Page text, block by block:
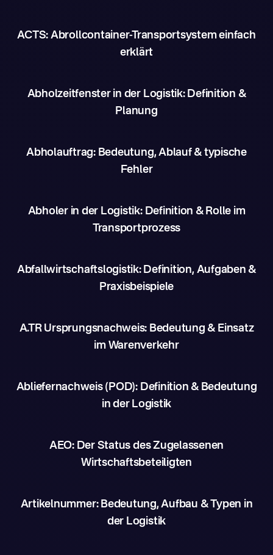
ACTS: Abrollcontainer-Transportsystem einfach
erklärt
Abholzeitfenster in der Logistik: Definition &
Planung
Abholauftrag: Bedeutung, Ablauf & typische
Fehler
Abholer in der Logistik: Definition & Rolle im
Transportprozess
Abfallwirtschaftslogistik: Definition, Aufgaben &
Praxisbeispiele
A.TR Ursprungsnachweis: Bedeutung & Einsatz
im Warenverkehr
Abliefernachweis (POD): Definition & Bedeutung
in der Logistik
AEO: Der Status des Zugelassenen
Wirtschaftsbeteiligten
Artikelnummer: Bedeutung, Aufbau & Typen in
der Logistik